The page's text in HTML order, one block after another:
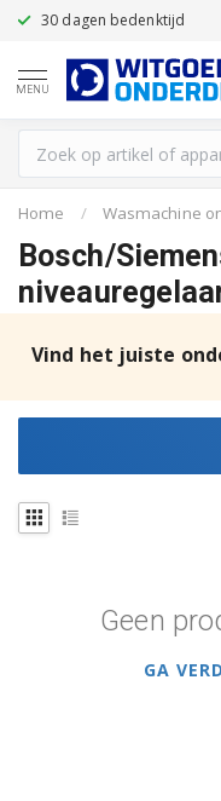
30 dagen bedenktijd
MENU
Home / Wasmachine
Bosch/
Vind het juiste
Geen
GA